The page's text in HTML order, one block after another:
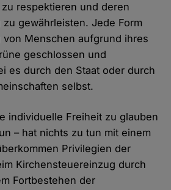
respektieren und deren
gewährleisten. Jede Form
von Menschen aufgrund ihres
geschlossen und
es durch den Staat oder durch
selbst.
individuelle Freiheit zu glauben
– hat nichts zu tun mit einem
Privilegien der
Kirchensteuereinzug durch
Fortbestehen der